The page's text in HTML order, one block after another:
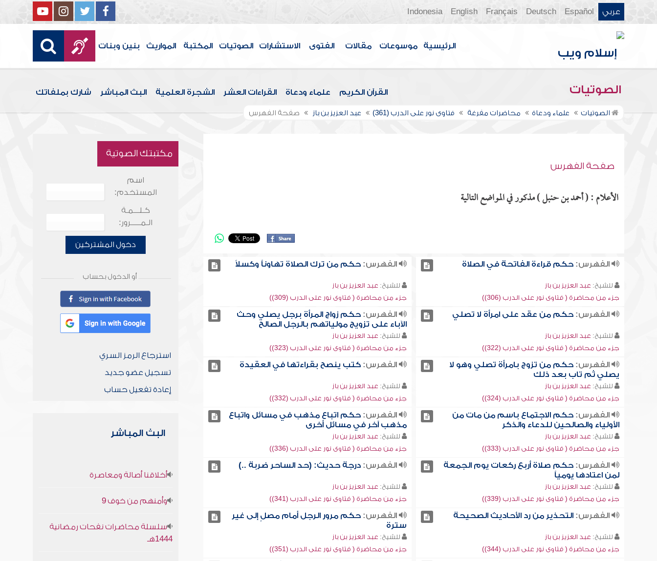
عربي Español
Deutsch
Français
English
Indonesia
الرئيسية موسوعات مقالات الفتوى الاستشارات الصوتيات المكتبة المواريث بنين وبنات
الصوتيات القرآن الكريم علماء ودعاة القراءات العشر الشجرة العلمية البث المباشر شارك بملفاتك
الصوتيات علماء ودعاة محاضرات مفرغة فتاوى نور على الدرب (361) عبد العزيز بن باز صفحة الفهرس
صفحة الفهرس
الأعلام : ( أحمد بن حنبل ) مذكور في المواضع التالية
الفهرس:حكم قراءة الفاتحة في الصلاة
للشيخ: عبد العزيز بن باز
جزء من محاضرة ( فتاوى نور على الدرب (306))
الفهرس: حكم من ترك الصلاة تهاوناً وكسلاً
للشيخ: عبد العزيز بن باز
جزء من محاضرة ( فتاوى نور على الدرب (309))
الفهرس:حكم من عقد على امرأة لا تصلي
للشيخ: عبد العزيز بن باز
جزء من محاضرة ( فتاوى نور على الدرب (322))
الفهرس: حكم زواج المرأة برجل يصلي وحث
الآباء على تزويج مولياتهم بالرجل الصالح
للشيخ: عبد العزيز بن باز
جزء من محاضرة ( فتاوى نور على الدرب (323))
الفهرس:حكم من تزوج بامرأة تصلي وهو لا
يصلي ثم تاب بعد ذلك
للشيخ: عبد العزيز بن باز
جزء من محاضرة ( فتاوى نور على الدرب (324))
الفهرس: كتب ينصح بقراءتها في العقيدة
للشيخ: عبد العزيز بن باز
جزء من محاضرة ( فتاوى نور على الدرب (332))
الفهرس:حكم الاجتماع باسم من مات من
الأولياء والصالحين للدعاء والذكر
للشيخ: عبد العزيز بن باز
جزء من محاضرة ( فتاوى نور على الدرب (333))
الفهرس: حكم اتباع مذهب في مسائل واتباع
مذهب آخر في مسائل أخرى
للشيخ: عبد العزيز بن باز
جزء من محاضرة ( فتاوى نور على الدرب (336))
الفهرس:حكم صلاة أربع ركعات يوم الجمعة
لمن اعتادها يومياً
للشيخ: عبد العزيز بن باز
جزء من محاضرة ( فتاوى نور على الدرب (339))
الفهرس: درجة حديث: (حد الساحر ضربة ..)
للشيخ: عبد العزيز بن باز
جزء من محاضرة ( فتاوى نور على الدرب (341))
الفهرس:التحذير من رد الأحاديث الصحيحة
للشيخ: عبد العزيز بن باز
جزء من محاضرة ( فتاوى نور على الدرب (344))
الفهرس: حكم مرور الرجل أمام مصلٍ إلى غير
سترة
للشيخ: عبد العزيز بن باز
جزء من محاضرة ( فتاوى نور على الدرب (351))
مكتبتك الصوتية
اسم
المستخدم:
كـلـــمـة
الـمـــــرور:
دخول المشتركين
أو الدخول بحساب
استرجاع الرمز السري
تسجيل عضو جديد
إعادة تفعيل حساب
البث المباشر
أخلاقنا أصالة ومعاصرة
وأمنهم من خوف 9
سلسلة محاضرات نفحات رمضانية
1444هـ